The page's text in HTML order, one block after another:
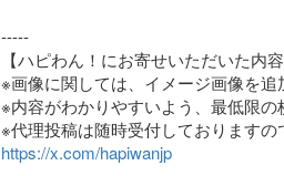
-----
【ハピわん！にお寄せいただいた内
※画像に関しては、イメージ画像を追
※内容がわかりやすいよう、最低限
https://x.com/hapiwanjp